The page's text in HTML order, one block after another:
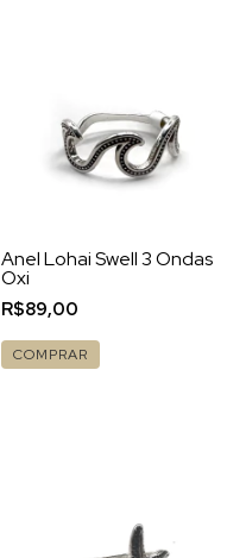
Anel Lohai Swell 3 Ondas
Oxi
R$89,00
COMPRAR